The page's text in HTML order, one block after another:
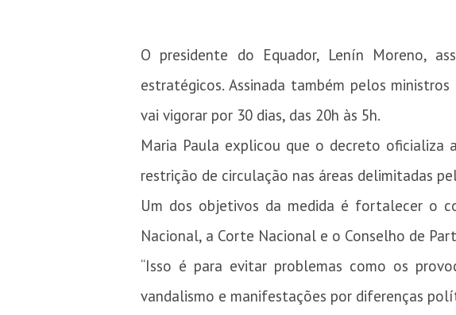
O presidente do Equador, Lenín Moreno,
estratégicos. Assinada também pelos
vai vigorar por 30 dias, das 20h às 5h.
Maria Paula explicou que o decreto oficializa
restrição de circulação nas áreas delimitadas
Um dos objetivos da medida é fortalecer o
Nacional, a Corte Nacional e o Conselho de
“Isso é para evitar problemas como os
vandalismo e manifestações por diferenças